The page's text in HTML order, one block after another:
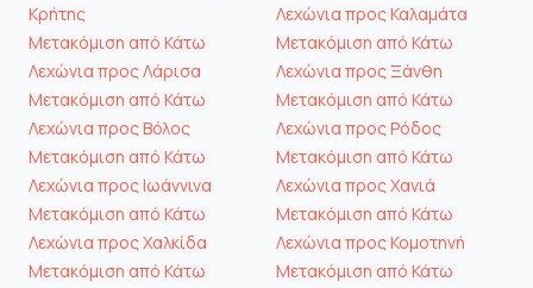
Κρήτης
Μετακόμιση από Κάτω
Λεχώνια προς Λάρισα
Μετακόμιση από Κάτω
Λεχώνια προς Βόλος
Μετακόμιση από Κάτω
Λεχώνια προς Ιωάννινα
Μετακόμιση από Κάτω
Λεχώνια προς Χαλκίδα
Μετακόμιση από Κάτω
Λεχώνια προς Καλαμάτα
Μετακόμιση από Κάτω
Λεχώνια προς Ξάνθη
Μετακόμιση από Κάτω
Λεχώνια προς Ρόδος
Μετακόμιση από Κάτω
Λεχώνια προς Χανιά
Μετακόμιση από Κάτω
Λεχώνια προς Κομοτηνή
Μετακόμιση από Κάτω